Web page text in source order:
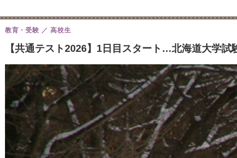
【共通テスト2026】1日目スタート…北海道大学
教育・受験 高校生